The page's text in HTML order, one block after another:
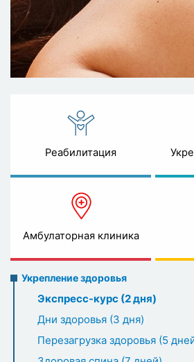
Реабилитация
Амбулаторная клиника
Preventive
healthcare
Укрепление здоровья
Экспресс-курс (2 дня)
Дни здоровья (3 дня)
Перезагрузка здоровья (5